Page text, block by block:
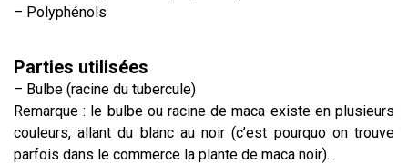
– Polyphénols
Parties utilisées
– Bulbe (racine du tubercule)
Remarque : le bulbe ou racine de maca existe en plusieurs
couleurs, allant du blanc au noir (c’est pourquo on trouve
parfois dans le commerce la plante de maca noir).